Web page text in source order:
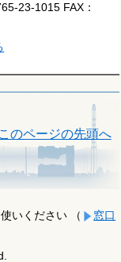
23-1015 FAX：
のページの先頭へ
いください （
窓口